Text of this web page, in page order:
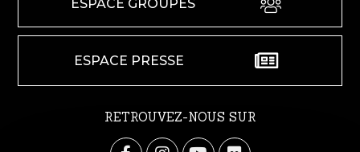
ESPACE GROUPES
ESPACE PRESSE
RETROUVEZ-NOUS SUR